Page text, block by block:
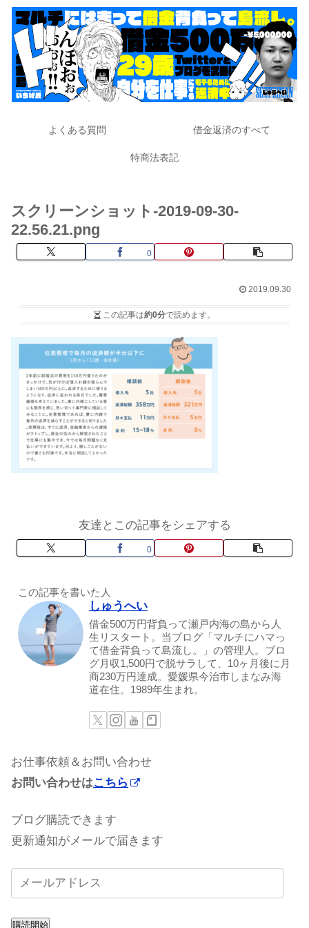
よくある質問 借金返済のすべて
特商法表記
スクリーンショット-2019-09-30-
22.56.21.png
0
2019.09.30
この記事は約0分で読めます。
友達とこの記事をシェアする
0
この記事を書いた人
しゅうへい
借金500万円背負って瀬戸内海の島から人
生リスタート。当ブログ「マルチにハマっ
て借金背負って島流し。」の管理人。ブロ
グ月収1,500円で脱サラして、10ヶ月後に月
商230万円達成。愛媛県今治市しまなみ海
道在住。1989年生まれ。
お仕事依頼＆お問い合わせ
お問い合わせはこちら
ブログ購読できます
更新通知がメールで届きます
購読開始